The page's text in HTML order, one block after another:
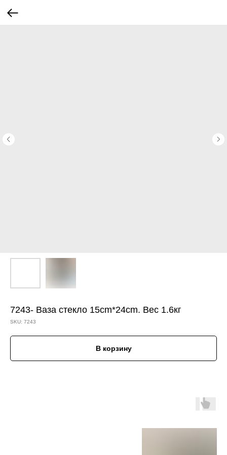
7243- Ваза стекло 15cm*24cm. Вес 1.6кг
SKU: 7243
В корзину